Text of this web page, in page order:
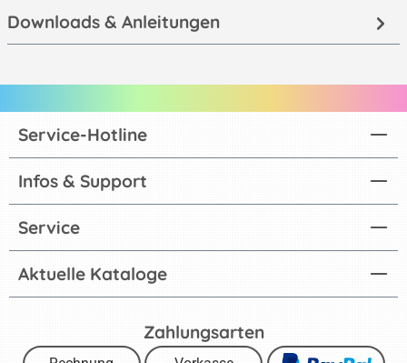
Downloads & Anleitungen
Aktuelle Kataloge
Service-Hotline
Infos & Support
Service
Zahlungsarten